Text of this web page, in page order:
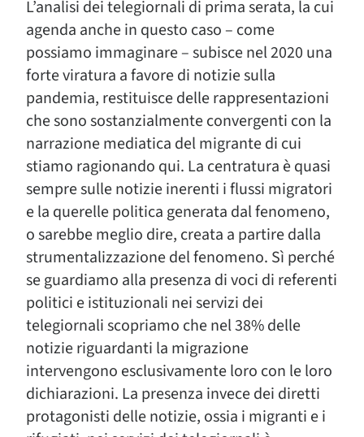
L’analisi dei telegiornali di prima serata, la cui
agenda anche in questo caso – come
possiamo immaginare – subisce nel 2020 una
forte viratura a favore di notizie sulla
pandemia, restituisce delle rappresentazioni
che sono sostanzialmente convergenti con la
narrazione mediatica del migrante di cui
stiamo ragionando qui. La centratura è quasi
sempre sulle notizie inerenti i flussi migratori
e la querelle politica generata dal fenomeno,
o sarebbe meglio dire, creata a partire dalla
strumentalizzazione del fenomeno. Sì perché
se guardiamo alla presenza di voci di referenti
politici e istituzionali nei servizi dei
telegiornali scopriamo che nel 38% delle
notizie riguardanti la migrazione
intervengono esclusivamente loro con le loro
dichiarazioni. La presenza invece dei diretti
protagonisti delle notizie, ossia i migranti e i